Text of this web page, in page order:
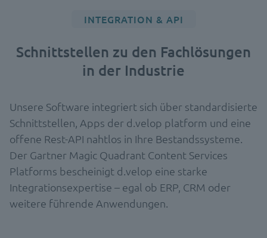
INTEGRATION & API
Schnittstellen zu den Fachlösungen
in der Industrie
Unsere Software integriert sich über standardisierte
Schnittstellen, Apps der d.velop platform und eine
offene Rest-API nahtlos in Ihre Bestandssysteme.
Der Gartner Magic Quadrant Content Services
Platforms bescheinigt d.velop eine starke
Integrationsexpertise – egal ob ERP, CRM oder
weitere führende Anwendungen.